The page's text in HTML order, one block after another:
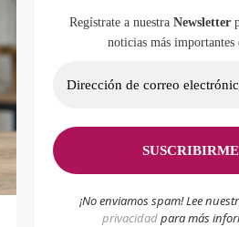
Regístrate a nuestra Newsletter
noticias más importantes
¡No enviamos spam! Lee
privacidadpara más